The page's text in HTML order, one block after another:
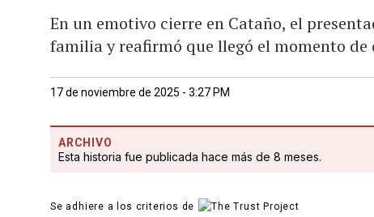
En un emotivo cierre en Cataño, el
familia y reafirmó que llegó el momento
17 de noviembre de 2025 - 3:27 PM
ARCHIVO
Esta historia fue publicada hace más de 8 meses.
Se adhiere a los criterios de